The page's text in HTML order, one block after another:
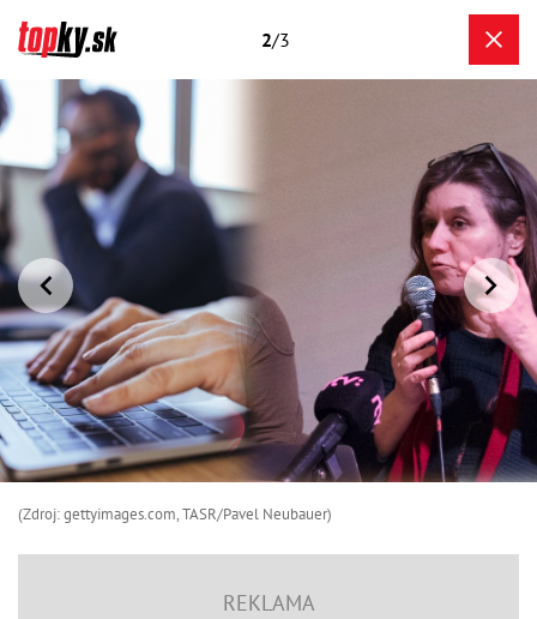
2/3
(Zdroj: gettyimages.com, TASR/Pavel Neubauer)